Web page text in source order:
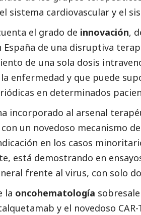
sistema cardiovascular y el
el grado de innovación,
España de una disruptiva
de una sola dosis
enfermedad y que puede
en determinados
incorporado al arsenal
un novedoso mecanismo
en los casos
está demostrando en
frente al virus, con solo
la oncohematología
y el novedoso